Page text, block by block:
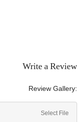
Write a Review
Review Gallery:
Select File